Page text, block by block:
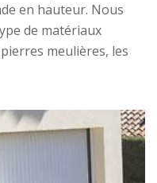
en hauteur. Nous
de matériaux
meulières, les